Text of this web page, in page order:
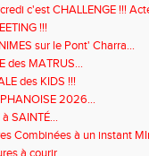
c'est CHALLENGE !!!
!!!
sur le Pont' Charra...
des MATRUS...
des KIDS !!!
2026...
SAINTÉ...
Combinées à un instant